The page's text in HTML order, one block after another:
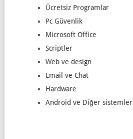
Ücretsiz Programlar
Pc Güvenlik
Microsoft Office
Scriptler
Web ve design
Email ve Chat
Hardware
Android ve Diğer sistemler